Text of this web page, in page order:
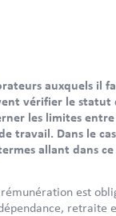
auxquels il
vérifier le statut
les limites
travail. Dans le
allant dans
est
retraite